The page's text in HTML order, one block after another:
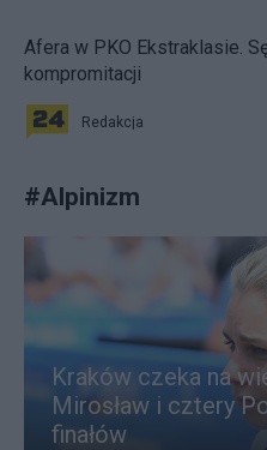
Afera w PKO Ekstraklasie.
kompromitacji
Redakcja
#Alpinizm
Kraków czeka na
Mirosław i cztery
finałów